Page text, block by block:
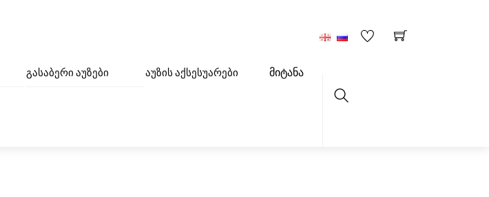
გასაბერი აუზები აუზის აქსესუარები მიტანა